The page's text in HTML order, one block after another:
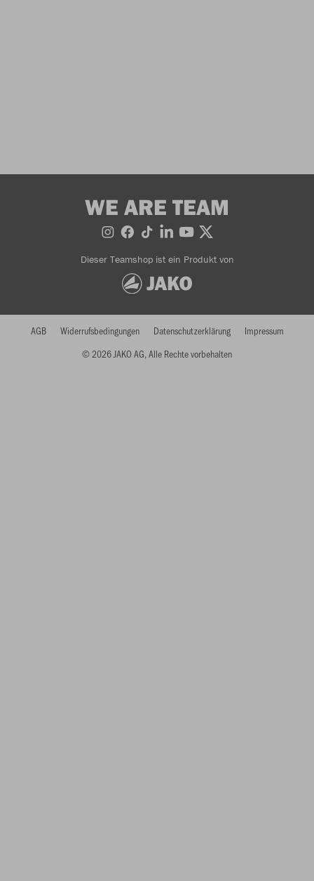
WE ARE TEAM
Dieser Teamshop ist ein Produkt von
© 2026 JAKO AG, Alle Rechte vorbehalten
AGB Widerrufsbedingungen Datenschutzerklärung Impressum